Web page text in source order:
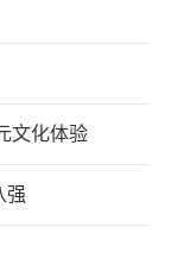
文化体验
强